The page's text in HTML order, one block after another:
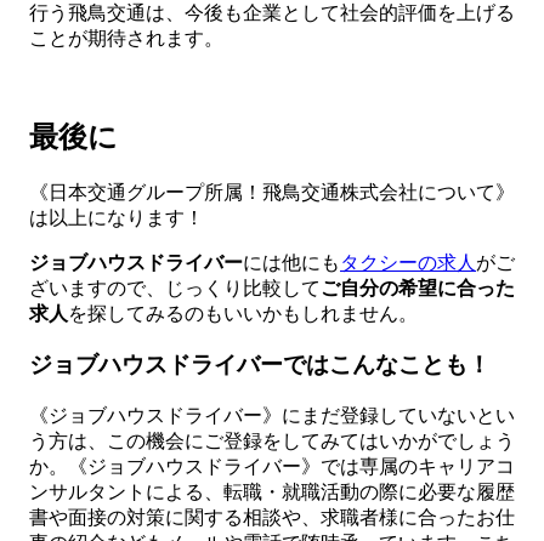
行う飛鳥交通は、今後も企業として社会的評価を上げる
ことが期待されます。
最後に
《日本交通グループ所属！飛鳥交通株式会社について》
は以上になります！
ジョブハウスドライバーには他にも タクシーの求人 がご
ざいますので、じっくり比較してご自分の希望に合った
求人 を探してみるのもいいかもしれません。
ジョブハウスドライバーではこんなことも！
《ジョブハウスドライバー》にまだ登録していないとい
う方は、この機会にご登録をしてみてはいかがでしょう
か。《ジョブハウスドライバー》では専属のキャリアコ
ンサルタントによる、転職・就職活動の際に必要な履歴
書や面接の対策に関する相談や、求職者様に合ったお仕